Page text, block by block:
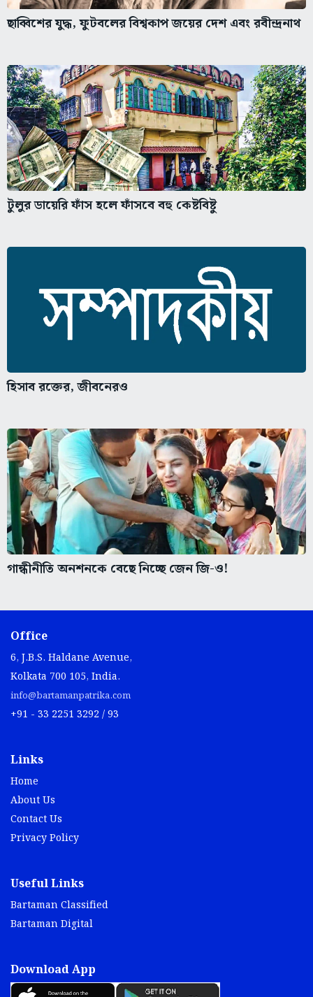
ছাব্বিশের যুদ্ধ, ফুটবলের বিশ্বকাপ জয়ের দেশ এবং রবীন্দ্রনাথ
টুলুর ডায়েরি ফাঁস হলে ফাঁসবে বহু কেষ্টবিষ্টু
হিসাব রক্তের, জীবনেরও
গান্ধীনীতি অনশনকে বেছে নিচ্ছে জেন জি-ও!
Office
6, J.B.S. Haldane Avenue,
Kolkata 700 105, India.
info@bartamanpatrika.com
+91 - 33 2251 3292 / 93
Links
Home
About Us
Contact Us
Privacy Policy
Useful Links
Bartaman Classified
Bartaman Digital
Download App